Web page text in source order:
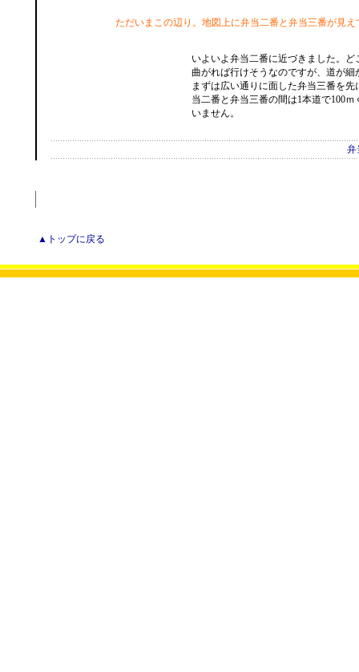
ただいまこの辺り。地図上に弁当二番と弁当三番が見え
いよいよ弁当二番に近づきました。ど
曲がれば行けそうなのですが、道が細
まずは広い通りに面した弁当三番を先
当二番と弁当三番の間は1本道で100ｍ
いません。
弁
▲トップに戻る